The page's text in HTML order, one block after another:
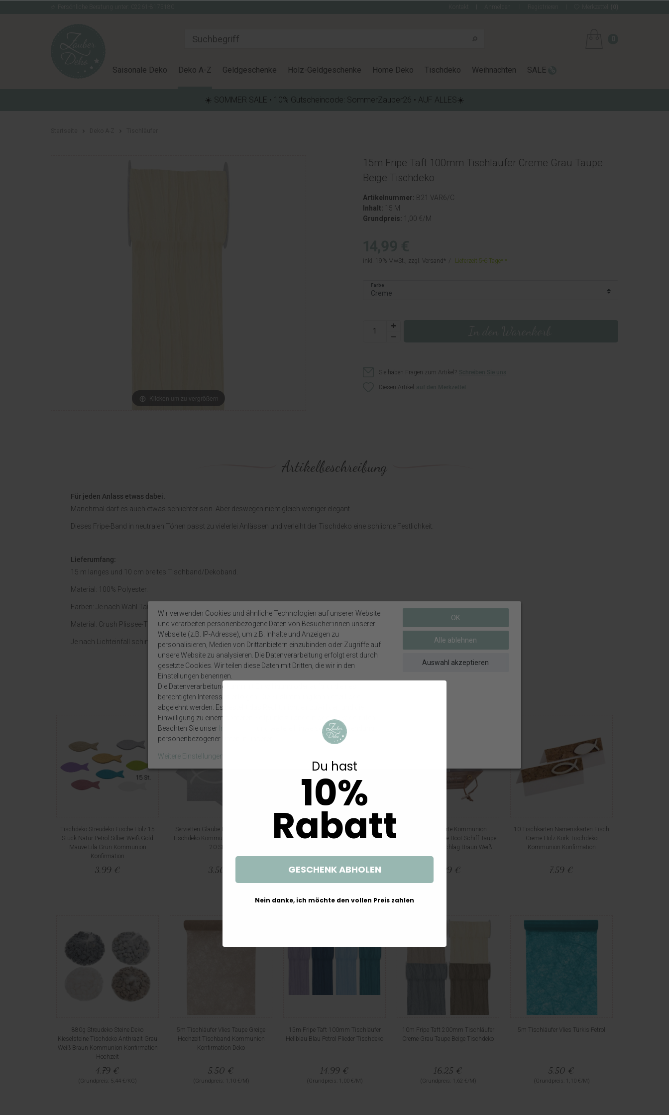
Saisonale Deko Deko A-Z Geldgeschenke Holz-Geldgeschenke Home Deko Tischdeko Weihnachten SALE
☀️ SOMMER SALE • 10% Gutscheincode: SommerZauber26 • AUF ALLES☀️
Klicken um zu vergrößern
15m Fripe Taft 100mm Tischläufer Creme Grau Taupe
Beige Tischdeko
Artikelnummer: B21 VAR6/C
Inhalt: 15 M
Grundpreis: 1,00 €/M
inkl. 19% MwSt., zzgl. Versand Lieferzeit 5-6 Tage*
Farbe
Sie haben Fragen zum Artikel?
Diesen Artikel
Artikelbeschreibung
Für jeden Anlass etwas dabei.
Manchmal darf es auch etwas schlichter sein. Aber deswegen nicht gleich weniger elegant.
Dieses Fripe-Band in neutralen Tönen passt zu vielerlei Anlässen und verleiht der Tischdeko eine schlichte Festlichkeit.
Lieferumfang:
15 m langes und 10 cm breites Tischband/Dekoband.
Material: 100% Polyester.
Farben: Je nach Wahl Taupe, Latte Macciato, Grau, Creme.
Material: Crush Plissee-Taftband mit feinem, leichtem Glanz.
Je nach Lichteinfall schimmert das Band in leicht unterschiedlichen Farbtönen.
Tischdeko Streudeko Fische Holz 15
Stück Natur Petrol Silber Weiß Gold
Mauve Lila Grün Kommunion
Konfirmation
3,99 €
Servietten Glaube Fisch Silber Grau
Tischdeko Kommunion Konfirmation
20 Stück
3,50 €
2 Stumpenkerzen Kerzen Stein Braun
Taupe Kork Fisch Holz Tischdeko
10,59 €
Einladungskarte Kommunion
Konfirmation Taufe Boot Schiff Taupe
Einladung Umschlag Braun Weiß
6,99 €
10 Tischkarten Namenskarten Fisch
Creme Holz Kork Tischdeko
Kommunion Konfirmation
7,59 €
880g Streudeko Steine Deko
Kieselsteine Tischdeko Anthrazit Grau
Weiß Braun Kommunion Konfirmation
Hochzeit
4,79 €
(Grundpreis: 5,44 €/KG)
5m Tischläufer Vlies Taupe Greige
Hochzeit Tischband Kommunion
Konfirmation Deko
5,50 €
(Grundpreis: 1,10 €/M)
15m Fripe Taft 100mm Tischläufer
Hellblau Blau Petrol Flieder Tischdeko
14,99 €
(Grundpreis: 1,00 €/M)
10m Fripe Taft 200mm Tischläufer
Creme Grau Taupe Beige Tischdeko
16,25 €
(Grundpreis: 1,62 €/M)
5m Tischläufer Vlies Türkis Petrol
5,50 €
(Grundpreis: 1,10 €/M)
Wir verwenden Cookies und ähnliche Technologien auf unserer Website
und verarbeiten personenbezogene Daten von Besucher:innen unserer
Webseite (z.B. IP-Adresse), um z.B. Inhalte und Anzeigen zu
personalisieren, Medien von Drittanbietern einzubinden oder Zugriffe auf
unsere Website zu analysieren. Die Datenverarbeitung erfolgt erst durch
gesetzte Cookies. Wir teilen diese Daten mit Dritten, die wir in den
Einstellungen benennen.
Die Datenverarbeitung kann mit Einwilligung oder aufgrund eines
berechtigten Interesses erfolgen. Die Zustimmung kann erteilt oder
abgelehnt werden. Es besteht das Recht, nicht einzuwilligen und die
Einwilligung zu einem späteren Zeitpunkt zu ändern oder zu widerrufen.
Beachten Sie unser Impressum
und weitere Hinweise zur Verwendung
personenbezogener Daten in unserer
Daten­schutz­erklärung.
Weitere Einstellungen
OK
Alle ablehnen
Auswahl akzeptieren
Du hast
10%
Rabatt
GESCHENK ABHOLEN
Nein danke, ich möchte den vollen Preis zahlen